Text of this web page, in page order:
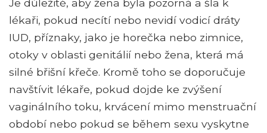
Je důležité, aby žena byla pozorná a šla k
lékaři, pokud necítí nebo nevidí vodicí dráty
IUD, příznaky, jako je horečka nebo zimnice,
otoky v oblasti genitálií nebo žena, která má
silné břišní křeče. Kromě toho se doporučuje
navštívit lékaře, pokud dojde ke zvýšení
vaginálního toku, krvácení mimo menstruační
období nebo pokud se během sexu vyskytne